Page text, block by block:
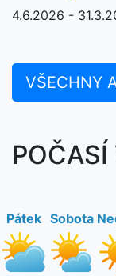
4.6.2026 -
VŠECHNY
POČASÍ
Pátek Sobota